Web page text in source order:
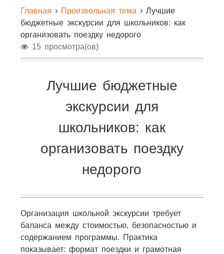
Главная › Произвольная тема › Лучшие
бюджетные экскурсии для школьников: как
организовать поездку недорого
15 просмотра(ов)
Лучшие бюджетные
экскурсии для
школьников: как
организовать поездку
недорого
Организация школьной экскурсии требует
баланса между стоимостью, безопасностью и
содержанием программы. Практика
показывает: формат поездки и грамотная